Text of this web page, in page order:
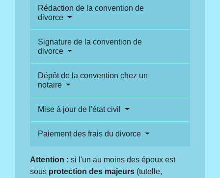
Rédaction de la convention de
divorce
Signature de la convention de
divorce
Dépôt de la convention chez un
notaire
Mise à jour de l'état civil
Paiement des frais du divorce
Attention : si l'un au moins des époux est
sous protection des majeurs (tutelle,